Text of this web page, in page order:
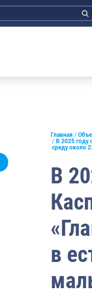
Анонсы
Отраслевые СМИ
Выставки и конференции
Рыбоохрана России
Большая африканская
События в России и мире
Главная
В 2025 году
среду около
В
в